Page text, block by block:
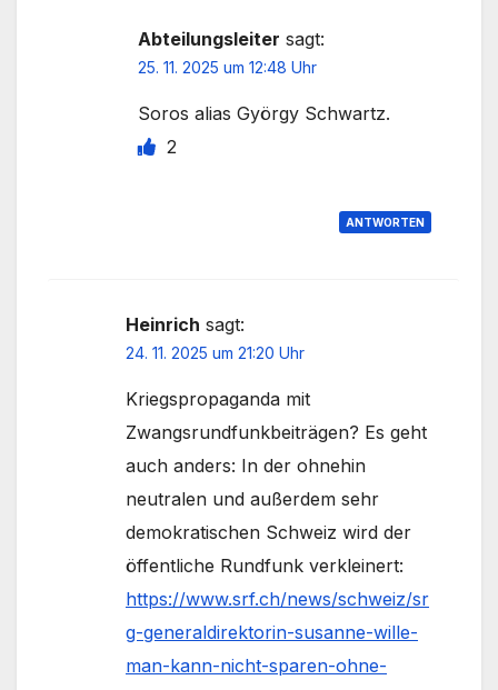
Abteilungsleiter sagt:
25. 11. 2025 um 12:48 Uhr
Soros alias György Schwartz.
2
ANTWORTEN
Heinrich sagt:
24. 11. 2025 um 21:20 Uhr
Kriegspropaganda mit
Zwangsrundfunkbeiträgen? Es geht
auch anders: In der ohnehin
neutralen und außerdem sehr
demokratischen Schweiz wird der
öffentliche Rundfunk verkleinert:
https://www.srf.ch/news/schweiz/sr
g-generaldirektorin-susanne-wille-
man-kann-nicht-sparen-ohne-